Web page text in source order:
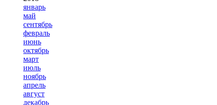
январь
май
сентябрь
февраль
июнь
октябрь
март
июль
ноябрь
апрель
август
декабрь